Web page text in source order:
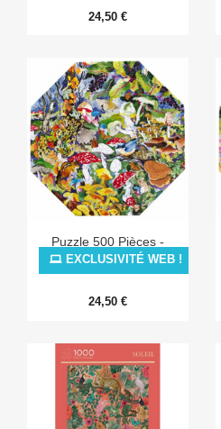
24,50 €
Puzzle 500 Pièces -
Poisonous Mushrooms
24,50 €
EXCLUSIVITÉ WEB !